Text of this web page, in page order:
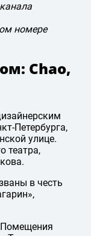
номере
Chao,
Петербурга,
улице.
театра,
в честь
Помещения